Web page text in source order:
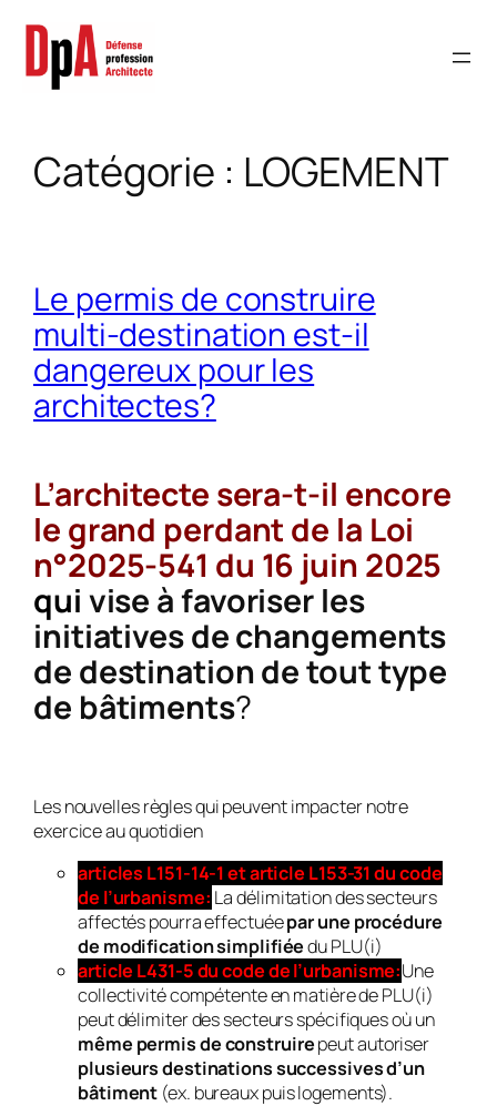
contenu
Catégorie : LOGEMENT
Le permis de construire
multi-destination est-il
dangereux pour les
architectes?
L’architecte sera-t-il encore
le grand perdant de la Loi
n°2025-541 du 16 juin 2025
qui vise àfavoriser les
initiatives de changements
de destination de tout type
de bâtiments?
Les nouvelles règles qui peuvent impacter notre
exercice au quotidien
articles L151-14-1 et article L153-31du code
de l’urbanisme: La délimitation des secteurs
affectés pourra effectuéepar une procédure
de modification simplifiéedu PLU(i)
article L431-5du code de l’urbanisme:Une
collectivité compétente en matière de PLU(i)
peut délimiter des secteurs spécifiques où un
même permis de construirepeut autoriser
plusieurs destinations successives d’un
bâtiment (ex. bureaux puis logements).